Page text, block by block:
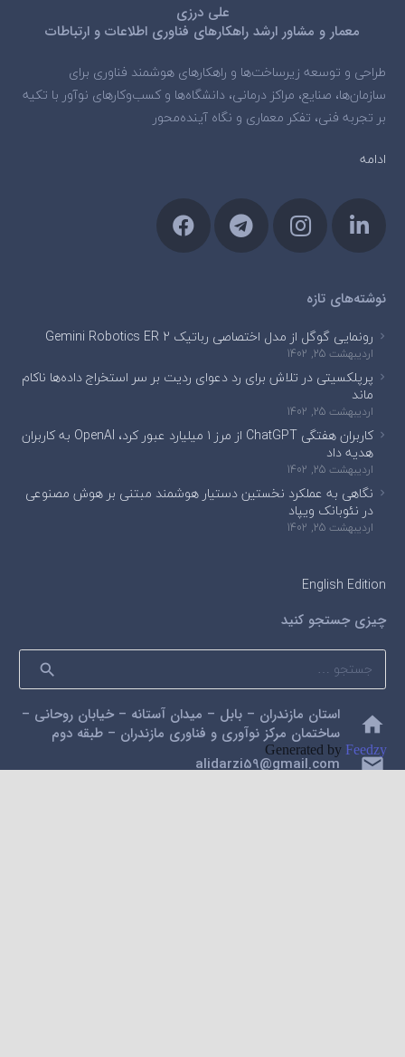
علی درزی
معمار و مشاور ارشد راهکارهای فناوری اطلاعات و ارتباطات
طراحی و توسعه زیرساخت‌ها و راهکارهای هوشمند فناوری برای
سازمان‌ها، صنایع، مراکز درمانی، دانشگاه‌ها و کسب‌وکارهای نوآور با تکیه
بر تجربه فنی، تفکر معماری و نگاه آینده‌محور
ادامه
نوشته‌های تازه
رونمایی گوگل از مدل اختصاصی رباتیک Gemini Robotics ER 2
اردیبهشت 25, 1402
پرپلکسیتی در تلاش برای رد دعوای ردیت بر سر استخراج داده‌ها ناکام
ماند
اردیبهشت 25, 1402
کاربران هفتگی ChatGPT از مرز ۱ میلیارد عبور کرد، OpenAI به کاربران
هدیه داد
اردیبهشت 25, 1402
نگاهی به عملکرد نخستین دستیار هوشمند مبتنی بر هوش مصنوعی
در نئوبانک ویپاد
اردیبهشت 25, 1402
English Edition
چیزی جستجو کنید
جستجو
برای:
home
استان مازندران – بابل – میدان آستانه – خیابان روحانی –
ساختمان مرکز نوآوری و فناوری مازندران – طبقه دوم
mail
alidarzi59@gmail.com
Generated by Feedzy